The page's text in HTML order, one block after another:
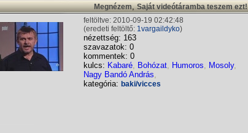
Megnézem,Saját videótáramba teszem ezt!
feltöltve: 2010-09-19 02:42:48
(eredeti feltöltő: 1vargaildyko)
nézettség: 163
szavazatok: 0
kommentek: 0
kulcs: Kabaré, Bohózat, Humoros, Mosoly,
Nagy Bandó András,
kategória: baki/vicces